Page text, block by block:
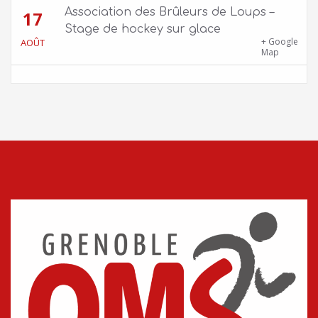
17
AOÛT
Association des Brûleurs de Loups –
Stage de hockey sur glace
+ Google
Map